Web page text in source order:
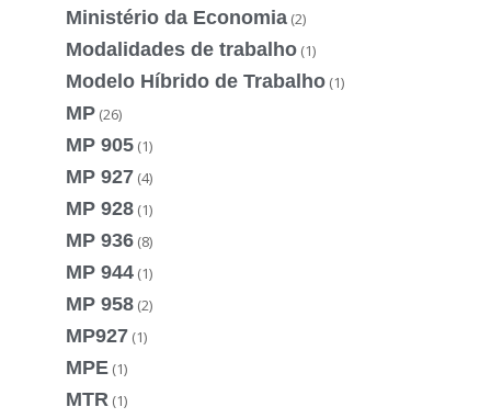
Ministério da Economia (2)
Modalidades de trabalho (1)
Modelo Híbrido de Trabalho (1)
MP (26)
MP 905 (1)
MP 927 (4)
MP 928 (1)
MP 936 (8)
MP 944 (1)
MP 958 (2)
MP927 (1)
MPE (1)
MTR (1)